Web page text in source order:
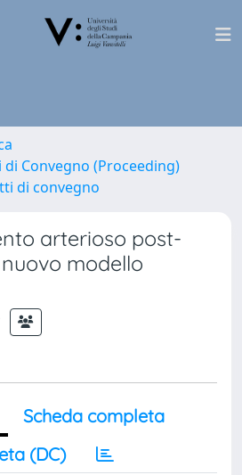
Convegno (Proceeding)
di convegno
arterioso post-
modello
Scheda completa
(DC)